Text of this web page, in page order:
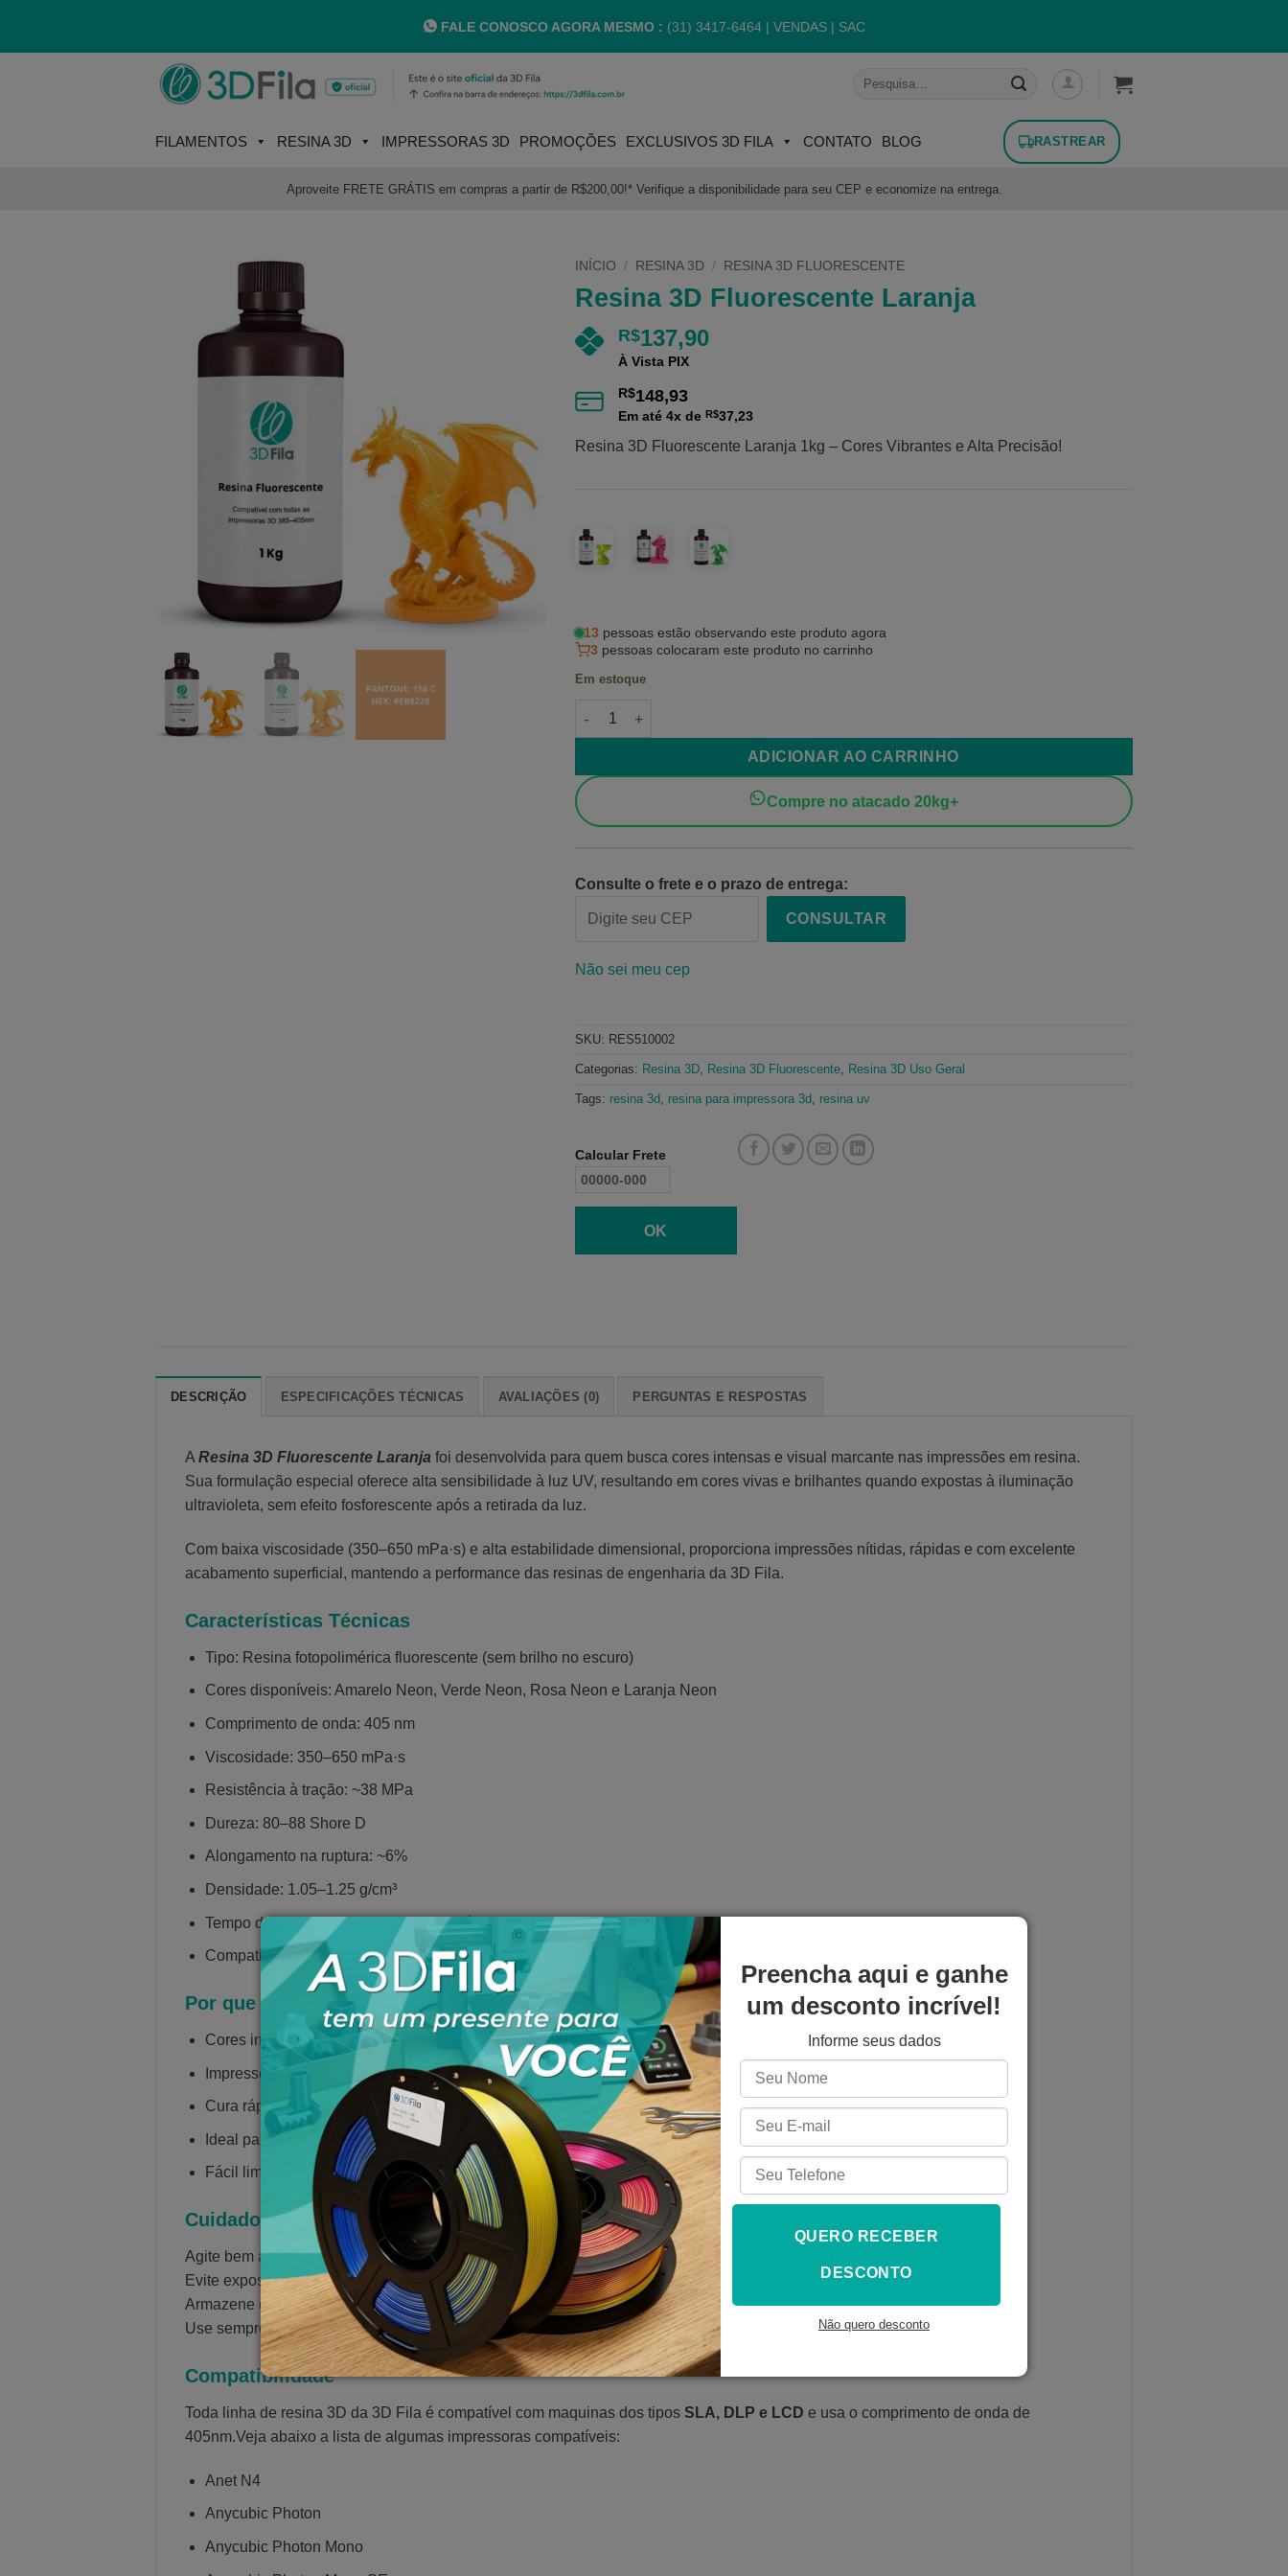
FALE CONOSCO AGORA MESMO : (31) 3417-6464 | VENDAS | SAC
Pesquisar
FILAMENTOS RESINA 3D IMPRESSORAS 3D PROMOÇÕES EXCLUSIVOS 3D FILA CONTATO BLOG RASTREAR
Aproveite FRETE GRÁTIS em compras a partir de R$200,00!* Verifique a disponibilidade para seu CEP e economize na entrega.
INÍCIO / RESINA 3D / RESINA 3D FLUORESCENTE
Resina 3D Fluorescente Laranja
R$137,90
À Vista PIX
R$148,93
Em até 4x de R$37,23
Resina 3D Fluorescente Laranja 1kg – Cores Vibrantes e Alta Precisão!
13 pessoas estão observando este produto agora
3 pessoas colocaram este produto no carrinho
Em estoque
Resina 3D Fluorescente Laranja quantidade
ADICIONAR AO CARRINHO
Compre no atacado 20kg+
Consulte o frete e o prazo de entrega:
CONSULTAR
Não sei meu cep
SKU: RES510002
Categorias: Resina 3D, Resina 3D Fluorescente, Resina 3D Uso Geral
Tags: resina 3d, resina para impressora 3d, resina uv
Calcular Frete
OK
DESCRIÇÃO ESPECIFICAÇÕES TÉCNICAS AVALIAÇÕES (0) PERGUNTAS E RESPOSTAS
A Resina 3D Fluorescente Laranja foi desenvolvida para quem busca cores intensas e visual marcante nas impressões em resina.
Sua formulação especial oferece alta sensibilidade à luz UV, resultando em cores vivas e brilhantes quando expostas à iluminação
ultravioleta, sem efeito fosforescente após a retirada da luz.
Com baixa viscosidade (350–650 mPa·s) e alta estabilidade dimensional, proporciona impressões nítidas, rápidas e com excelente
acabamento superficial, mantendo a performance das resinas de engenharia da 3D Fila.
Características Técnicas
Tipo: Resina fotopolimérica fluorescente (sem brilho no escuro)
Cores disponíveis: Amarelo Neon, Verde Neon, Rosa Neon e Laranja Neon
Comprimento de onda: 405 nm
Viscosidade: 350–650 mPa·s
Resistência à tração: ~38 MPa
Dureza: 80–88 Shore D
Alongamento na ruptura: ~6%
Densidade: 1.05–1.25 g/cm³
Tempo de exposição: 2,5 a 3,5 s (ajustável conforme impressora)
Compatibilidade: Impressoras LCD / MSLA 405 nm
Por que escolher a Resina Fluorescente 3D Fila
Cores intensas e vibrantes sob luz UV
Impressões de alta precisão e excelente acabamento
Cura rápida e estável em impressoras rápidas
Ideal para miniaturas, acessórios, peças decorativas e protótipos visuais
Fácil limpeza e baixo odor
Cuidados e Armazenamento
Agite bem antes de usar.
Evite exposição direta à luz solar.
Armazene em local fresco, seco e ventilado, entre 25 e 30 °C.
Use sempre luvas e máscara durante o manuseio.
Compatibilidade
Toda linha de resina 3D da 3D Fila é compatível com maquinas dos tipos SLA, DLP e LCD e usa o comprimento de onda de
405nm.Veja abaixo a lista de algumas impressoras compatíveis:
Anet N4
Anycubic Photon
Anycubic Photon Mono
Preencha aqui e ganhe
um desconto incrível!
Informe seus dados
QUERO RECEBER
DESCONTO
Não quero desconto